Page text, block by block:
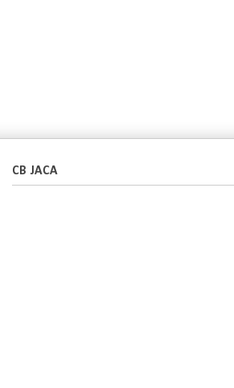
CB JACA